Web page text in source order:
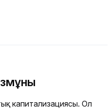
капитализациясы. Ол